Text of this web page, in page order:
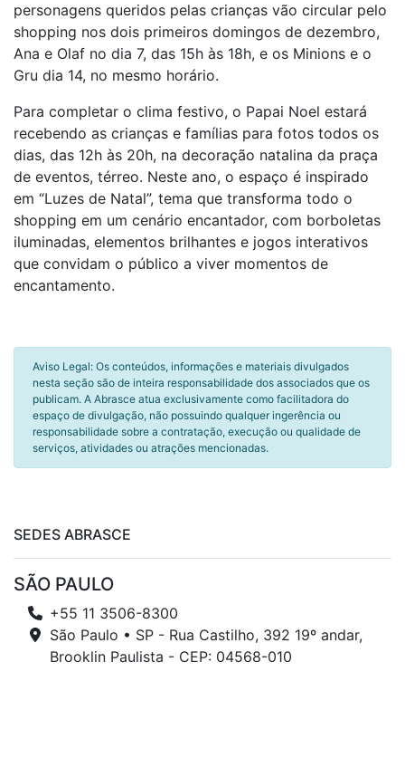
personagens queridos pelas crianças vão circular pelo
shopping nos dois primeiros domingos de dezembro,
Ana e Olaf no dia 7, das 15h às 18h, e os Minions e o
Gru dia 14, no mesmo horário.
Para completar o clima festivo, o Papai Noel estará
recebendo as crianças e famílias para fotos todos os
dias, das 12h às 20h, na decoração natalina da praça
de eventos, térreo. Neste ano, o espaço é inspirado
em “Luzes de Natal”, tema que transforma todo o
shopping em um cenário encantador, com borboletas
iluminadas, elementos brilhantes e jogos interativos
que convidam o público a viver momentos de
encantamento.
Aviso Legal: Os conteúdos, informações e materiais divulgados
nesta seção são de inteira responsabilidade dos associados que os
publicam. A Abrasce atua exclusivamente como facilitadora do
espaço de divulgação, não possuindo qualquer ingerência ou
responsabilidade sobre a contratação, execução ou qualidade de
serviços, atividades ou atrações mencionadas.
SEDES ABRASCE
SÃO PAULO
+55 11 3506-8300
São Paulo • SP - Rua Castilho, 392 19º andar,
Brooklin Paulista - CEP: 04568-010